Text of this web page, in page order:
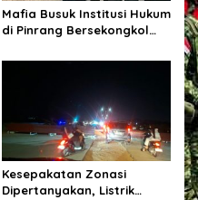
Mafia Busuk Institusi Hukum
di Pinrang Bersekongkol
Kesepakatan Zonasi
Dipertanyakan, Listrik